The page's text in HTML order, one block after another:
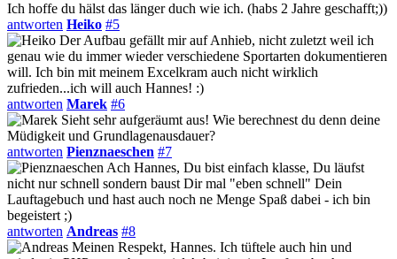
Ich hoffe du hälst das länger duch wie ich. (habs 2 Jahre geschafft;))
antworten Heiko #5
Der Aufbau gefällt mir auf Anhieb, nicht zuletzt weil ich
genau wie du immer wieder verschiedene Sportarten dokumentieren
will. Ich bin mit meinem Excelkram auch nicht wirklich
zufrieden...ich will auch Hannes! :)
antworten Marek #6
Sieht sehr aufgeräumt aus! Wie berechnest du denn deine
Müdigkeit und Grundlagenausdauer?
antworten Pienznaeschen #7
Ach Hannes, Du bist einfach klasse, Du läufst
nicht nur schnell sondern baust Dir mal "eben schnell" Dein
Lauftagebuch und hast auch noch ne Menge Spaß dabei - ich bin
begeistert ;)
antworten Andreas #8
Meinen Respekt, Hannes. Ich tüftele auch hin und